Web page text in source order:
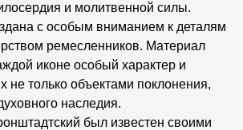
и молитвенной силы.
с особым вниманием к деталям
ремесленников. Материал
иконе особый характер и
не только объектами поклонения,
наследия.
был известен своими